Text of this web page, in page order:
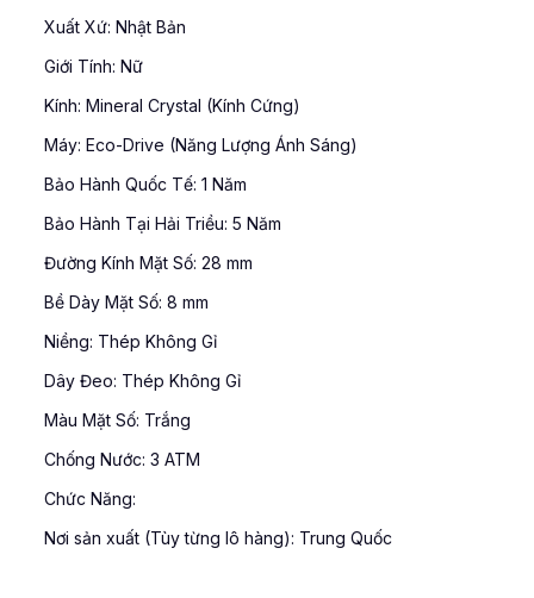
Xuất Xứ: Nhật Bản
Giới Tính: Nữ
Kính: Mineral Crystal (Kính Cứng)
Máy: Eco-Drive (Năng Lượng Ánh Sáng)
Bảo Hành Quốc Tế: 1 Năm
Bảo Hành Tại Hải Triều: 5 Năm
Đường Kính Mặt Số: 28 mm
Bề Dày Mặt Số: 8 mm
Niềng: Thép Không Gỉ
Dây Đeo: Thép Không Gỉ
Màu Mặt Số: Trắng
Chống Nước: 3 ATM
Chức Năng:
Nơi sản xuất (Tùy từng lô hàng): Trung Quốc